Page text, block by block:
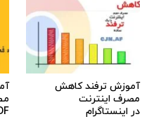
آموزش ترفند کاهش
مصرف اینترنت
در اینستاگرام